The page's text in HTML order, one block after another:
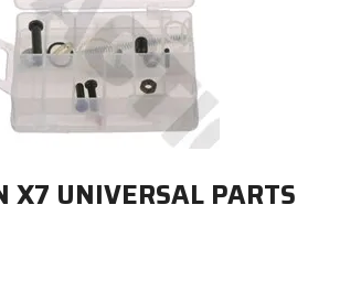
X7 UNIVERSAL PARTS